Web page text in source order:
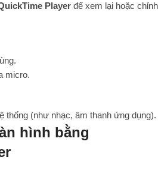
Player để xem lại hoặc chỉnh
micro.
thống (như nhạc, âm thanh ứng dụng).
hình bằng